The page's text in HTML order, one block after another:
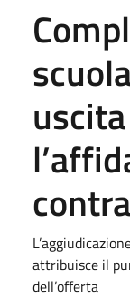
attribuisce il
dell’offerta